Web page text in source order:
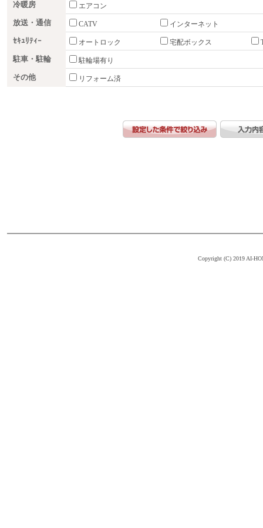
冷暖房 エアコン
放送・通信 CATV インターネット
ｾｷｭﾘﾃｨｰ オートロック 宅配ボックス
駐車・駐輪 駐輪場有り
その他 リフォーム済
Copyright (C) 2019 AI-